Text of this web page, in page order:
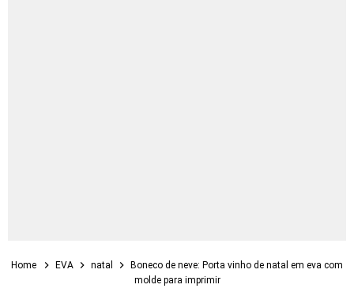
Home EVA natal
Boneco de neve: Porta vinho de natal em eva com
molde para imprimir